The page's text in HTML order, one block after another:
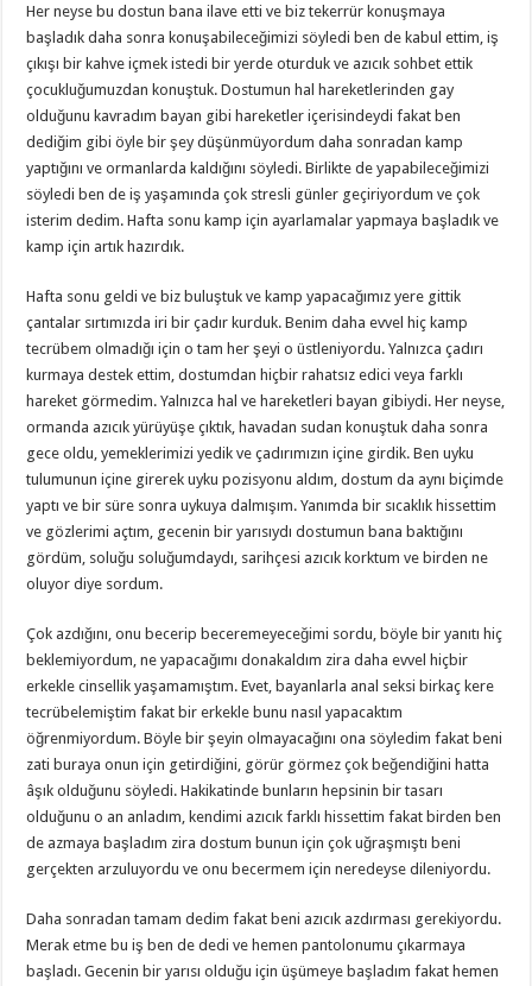
Her neyse bu dostun bana ilave etti ve biz tekerrür konuşmaya
başladık daha sonra konuşabileceğimizi söyledi ben de kabul ettim, iş
çıkışı bir kahve içmek istedi bir yerde oturduk ve azıcık sohbet ettik
çocukluğumuzdan konuştuk. Dostumun hal hareketlerinden gay
olduğunu kavradım bayan gibi hareketler içerisindeydi fakat ben
dediğim gibi öyle bir şey düşünmüyordum daha sonradan kamp
yaptığını ve ormanlarda kaldığını söyledi. Birlikte de yapabileceğimizi
söyledi ben de iş yaşamında çok stresli günler geçiriyordum ve çok
isterim dedim. Hafta sonu kamp için ayarlamalar yapmaya başladık ve
kamp için artık hazırdık.
Hafta sonu geldi ve biz buluştuk ve kamp yapacağımız yere gittik
çantalar sırtımızda iri bir çadır kurduk. Benim daha evvel hiç kamp
tecrübem olmadığı için o tam her şeyi o üstleniyordu. Yalnızca çadırı
kurmaya destek ettim, dostumdan hiçbir rahatsız edici veya farklı
hareket görmedim. Yalnızca hal ve hareketleri bayan gibiydi. Her neyse,
ormanda azıcık yürüyüşe çıktık, havadan sudan konuştuk daha sonra
gece oldu, yemeklerimizi yedik ve çadırımızın içine girdik. Ben uyku
tulumunun içine girerek uyku pozisyonu aldım, dostum da aynı biçimde
yaptı ve bir süre sonra uykuya dalmışım. Yanımda bir sıcaklık hissettim
ve gözlerimi açtım, gecenin bir yarısıydı dostumun bana baktığını
gördüm, soluğu soluğumdaydı, sarihçesi azıcık korktum ve birden ne
oluyor diye sordum.
Çok azdığını, onu becerip beceremeyeceğimi sordu, böyle bir yanıtı hiç
beklemiyordum, ne yapacağımı donakaldım zira daha evvel hiçbir
erkekle cinsellik yaşamamıştım. Evet, bayanlarla anal seksi birkaç kere
tecrübelemiştim fakat bir erkekle bunu nasıl yapacaktım
öğrenmiyordum. Böyle bir şeyin olmayacağını ona söyledim fakat beni
zati buraya onun için getirdiğini, görür görmez çok beğendiğini hatta
âşık olduğunu söyledi. Hakikatinde bunların hepsinin bir tasarı
olduğunu o an anladım, kendimi azıcık farklı hissettim fakat birden ben
de azmaya başladım zira dostum bunun için çok uğraşmıştı beni
gerçekten arzuluyordu ve onu becermem için neredeyse dileniyordu.
Daha sonradan tamam dedim fakat beni azıcık azdırması gerekiyordu.
Merak etme bu iş ben de dedi ve hemen pantolonumu çıkarmaya
başladı. Gecenin bir yarısı olduğu için üşümeye başladım fakat hemen